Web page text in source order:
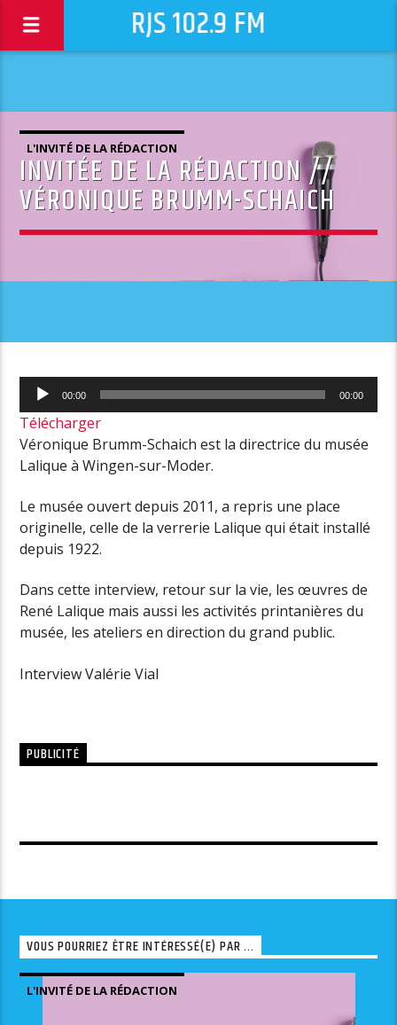
RJS 102.9 FM
L'INVITÉ DE LA RÉDACTION
INVITÉE DE LA RÉDACTION //
VÉRONIQUE BRUMM-SCHAICH
Lecteur
audio
00:00 00:00
Télécharger
Véronique Brumm-Schaich est la directrice du musée
Lalique à Wingen-sur-Moder.
Le musée ouvert depuis 2011, a repris une place
originelle, celle de la verrerie Lalique qui était installé
depuis 1922.
Dans cette interview, retour sur la vie, les œuvres de
René Lalique mais aussi les activités printanières du
musée, les ateliers en direction du grand public.
Interview Valérie Vial
PUBLICITÉ
VOUS POURRIEZ ÊTRE INTÉRESSÉ(E) PAR ...
L'INVITÉ DE LA RÉDACTION